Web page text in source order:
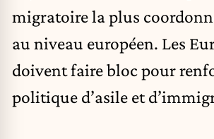
migratoire la plus
au niveau européen. Les
doivent faire bloc pour
politique d’asile et